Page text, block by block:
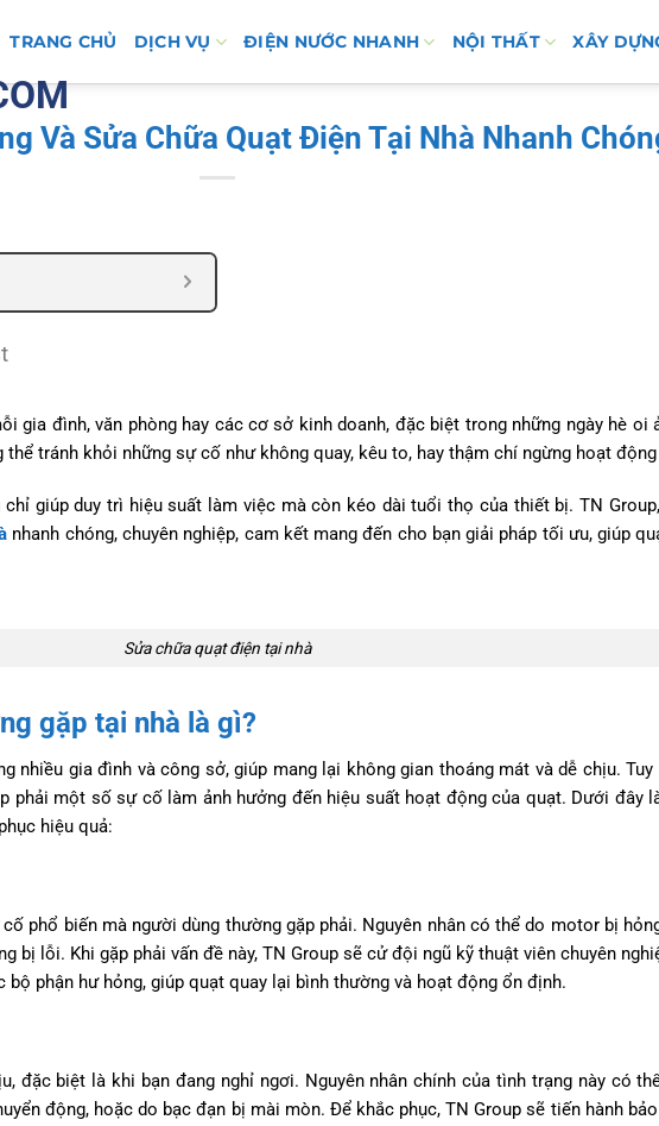
TRANG CHỦ DỊCH VỤ ĐIỆN NƯỚC NHANH NỘI THẤT XÂY
Và Sửa Chữa Quạt Điện Tại Nhà Nhanh
gia đình, văn phòng hay các cơ sở kinh doanh, đặc biệt trong những ngày hè oi
tránh khỏi những sự cố như không quay, kêu to, hay thậm chí ngừng hoạt
giúp duy trì hiệu suất làm việc mà còn kéo dài tuổi thọ của thiết bị. TN
nhanh chóng, chuyên nghiệp, cam kết mang đến cho bạn giải pháp tối ưu, giúp
Sửa chữa quạt điện tại nhà
gặp tại nhà là gì?
nhiều gia đình và công sở, giúp mang lại không gian thoáng mát và dễ chịu. Tuy
phải một số sự cố làm ảnh hưởng đến hiệu suất hoạt động của quạt. Dưới đây
hiệu quả:
phổ biến mà người dùng thường gặp phải. Nguyên nhân có thể do motor bị
bị lỗi. Khi gặp phải vấn đề này, TN Group sẽ cử đội ngũ kỹ thuật viên chuyên
bộ phận hư hỏng, giúp quạt quay lại bình thường và hoạt động ổn định.
đặc biệt là khi bạn đang nghỉ ngơi. Nguyên nhân chính của tình trạng này có
động, hoặc do bạc đạn bị mài mòn. Để khắc phục, TN Group sẽ tiến hành